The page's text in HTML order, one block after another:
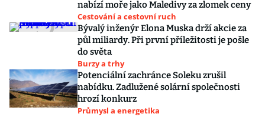
nabízí moře jako Maledivy za zlomek ceny
Cestování a cestovní ruch
Bývalý inženýr Elona Muska drží akcie za
půl miliardy. Při první příležitosti je pošle
do světa
Burzy a trhy
Potenciální zachránce Soleku zrušil
nabídku. Zadlužené solární společnosti
hrozí konkurz
Průmysl a energetika